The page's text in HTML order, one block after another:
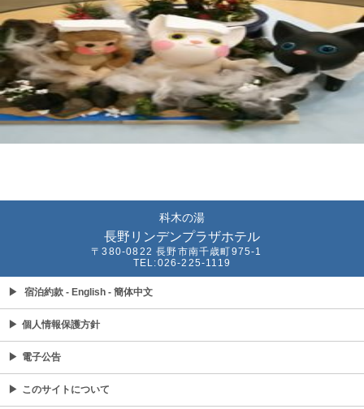
科木の湯
長野リンデンプラザホテル
〒380-0822 長野市南千歳町975-1
TEL:026-225-1119
▶ 宿泊約款 - English - 簡体中文
▶ 個人情報保護方針
▶ 電子公告
▶ このサイトについて